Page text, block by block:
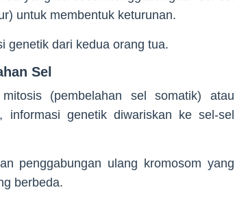
untuk membentuk keturunan.
genetik dari kedua orang tua.
Sel
(pembelahan sel somatik) atau
informasi genetik diwariskan ke sel-sel
penggabungan ulang kromosom yang
berbeda.